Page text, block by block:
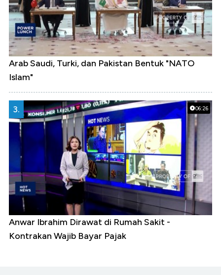
Arab Saudi, Turki, dan Pakistan Bentuk "NATO
Islam"
06:26
3.
Anwar Ibrahim Dirawat di Rumah Sakit -
Kontrakan Wajib Bayar Pajak